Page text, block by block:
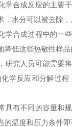
合成反应的主要
水分可以被去除，
合成过程中的一
低这些热敏性样
人员可能需要将
学反应和分解过
有不同的容量和
温度和压力条件即